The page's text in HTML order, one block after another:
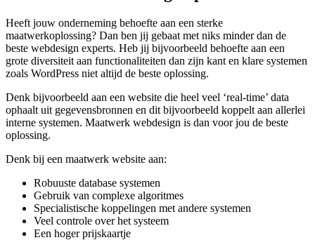
Heeft jouw onderneming behoefte aan een sterke
maatwerkoplossing? Dan ben jij gebaat met niks minder dan de
beste webdesign experts. Heb jij bijvoorbeeld behoefte aan een
grote diversiteit aan functionaliteiten dan zijn kant en klare systemen
zoals WordPress niet altijd de beste oplossing.
Denk bijvoorbeeld aan een website die heel veel ‘real-time’ data
ophaalt uit gegevensbronnen en dit bijvoorbeeld koppelt aan allerlei
interne systemen. Maatwerk webdesign is dan voor jou de beste
oplossing.
Denk bij een maatwerk website aan:
Robuuste database systemen
Gebruik van complexe algoritmes
Specialistische koppelingen met andere systemen
Veel controle over het systeem
Een hoger prijskaartje